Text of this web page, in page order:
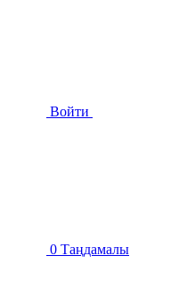
Войти
0 Таңдамалы